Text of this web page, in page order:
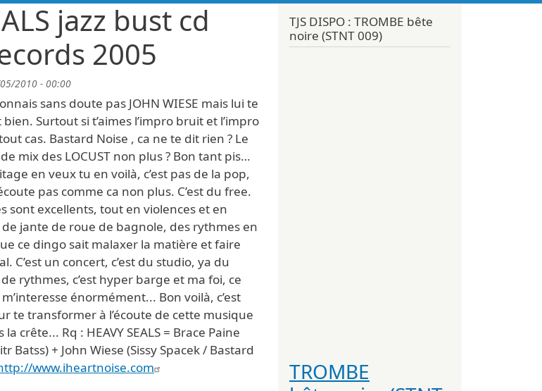
jazz bust cd
2005
2010 - 00:00
sans doute pas JOHN WIESE mais lui te
Surtout si t’aimes l’impro bruit et l’impro
cas. Bastard Noise , ca ne te dit rien ? Le
mix des LOCUST non plus ? Bon tant pis…
en veux tu en voilà, c’est pas de la pop,
pas comme ca non plus. C’est du free.
sont excellents, tout en violences et en
jante de roue de bagnole, des rythmes en
ce dingo sait malaxer la matière et faire
C’est un concert, c’est du studio, ya du
rythmes, c’est hyper barge et ma foi, ce
énormément... Bon voilà, c’est
te transformer à l’écoute de cette musique
crête... Rq : HEAVY SEALS = Brace Paine
Batss) + John Wiese (Sissy Spacek / Bastard
www.iheartnoise.com
TJS DISPO : TROMBE bête
noire (STNT 009)
TROMBE